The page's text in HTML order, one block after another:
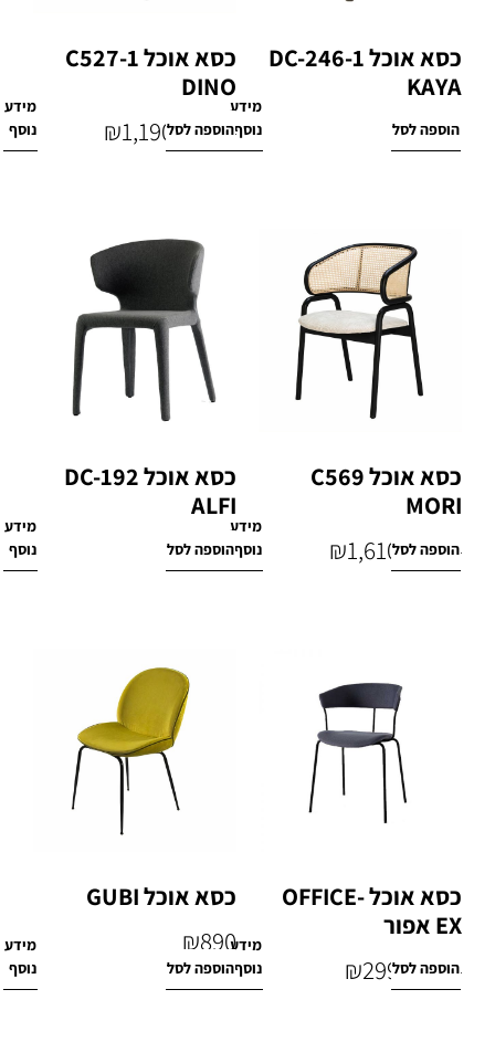
כסא אוכל DC-246-1
KAYA
₪1,200
הוספה לסל
מידע
נוסף
כסא אוכל C527-1
DINO
₪1,800
₪1,190הוספה לסל
מידע
נוסף
כסא אוכל C569
MORI
₪2,100
₪1,610הוספה לסל
מידע
נוסף
כסא אוכל DC-192
ALFI
₪970
הוספה לסל
מידע
נוסף
כסא אוכל OFFICE-
EX אפור
₪1,380
₪299הוספה לסל
מידע
נוסף
כסא אוכל GUBI
₪890
הוספה לסל
מידע
נוסף